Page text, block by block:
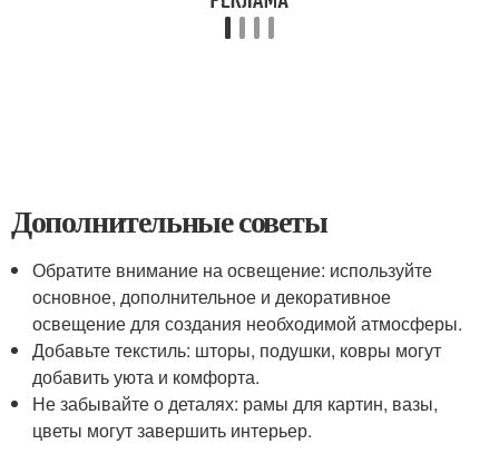
Дополнительные советы
Обратите внимание на освещение: используйте
основное, дополнительное и декоративное
освещение для создания необходимой атмосферы.
Добавьте текстиль: шторы, подушки, ковры могут
добавить уюта и комфорта.
Не забывайте о деталях: рамы для картин, вазы,
цветы могут завершить интерьер.